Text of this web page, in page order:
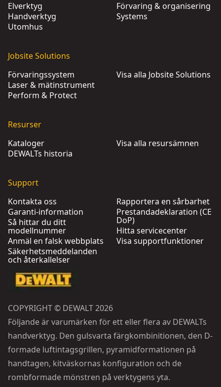
Elverktyg
Handverktyg
Utomhus
Förvaring & organisering
Systems
Jobsite Solutions
Förvaringssystem
Laser & mätinstrument
Perform & Protect
Visa alla Jobsite Solutions
Resurser
Kataloger
DEWALTs historia
Visa alla resursämnen
Support
Kontakta oss
Garanti-information
Så hittar du ditt
modellnummer
Anmäl en falsk webbplats
Säkerhetsmeddelanden
och återkallelser
Rapportera en sårbarhet
Prestandadeklaration (CE
DoP)
Hitta servicecenter
Visa supportfunktioner
COPYRIGHT © DEWALT 2026
Följande är varumärken för ett eller flera av DEWALTs
handverktyg. Den gulsvarta färgkombinitionen, den D-
formade luftintagsgrillen, pyramidformationen på
handtagen, kitväskornas konfiguration och de
rombformade mönstren på verktygens yta.